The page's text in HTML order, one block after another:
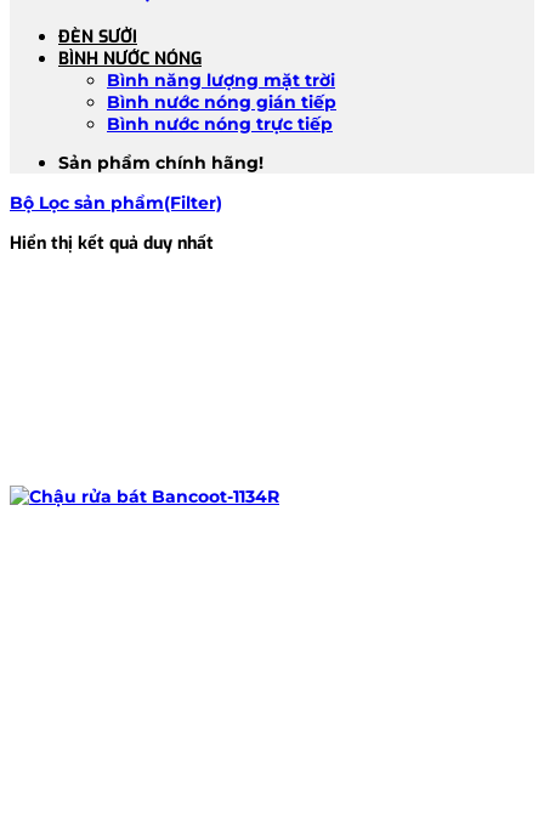
ĐÈN SƯỞI
BÌNH NƯỚC NÓNG
Bình năng lượng mặt trời
Bình nước nóng gián tiếp
Bình nước nóng trực tiếp
Sản phẩm chính hãng!
Bộ Lọc sản phẩm(Filter)
Hiển thị kết quả duy nhất